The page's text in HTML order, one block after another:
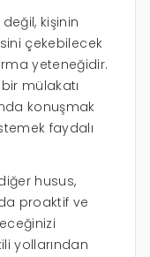
kişinin
çekebilecek
yeteneğidir.
mülakatı
konuşmak
faydalı
husus,
proaktif ve
yollarından